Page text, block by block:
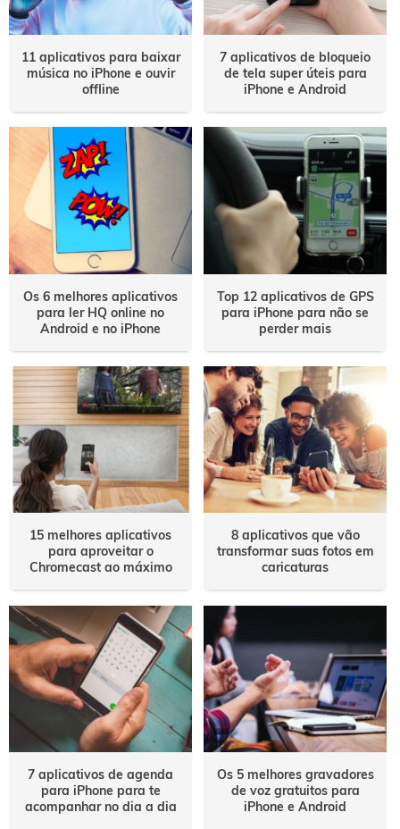
11 aplicativos para baixar
música no iPhone e ouvir
offline
7 aplicativos de bloqueio
de tela super úteis para
iPhone e Android
Os 6 melhores aplicativos
para ler HQ online no
Android e no iPhone
Top 12 aplicativos de GPS
para iPhone para não se
perder mais
15 melhores aplicativos
para aproveitar o
Chromecast ao máximo
8 aplicativos que vão
transformar suas fotos em
caricaturas
7 aplicativos de agenda
para iPhone para te
acompanhar no dia a dia
Os 5 melhores gravadores
de voz gratuitos para
iPhone e Android